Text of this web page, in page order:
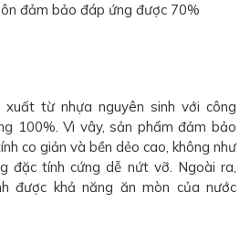
đảm bảo đáp ứng được 70%
xuất từ nhựa nguyên sinh với công
100%. Vì vây, sản phẩm đảm bảo
co giản và bền dẻo cao, không như
đặc tính cứng dễ nứt vỡ. Ngoài ra,
được khả năng ăn mòn của nước